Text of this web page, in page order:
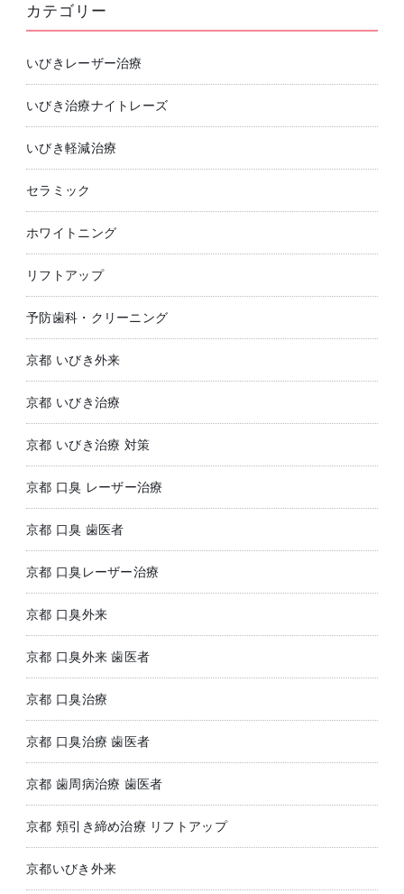
カテゴリー
いびきレーザー治療
いびき治療ナイトレーズ
いびき軽減治療
セラミック
ホワイトニング
リフトアップ
予防歯科・クリーニング
京都 いびき外来
京都 いびき治療
京都 いびき治療 対策
京都 口臭 レーザー治療
京都 口臭 歯医者
京都 口臭レーザー治療
京都 口臭外来
京都 口臭外来 歯医者
京都 口臭治療
京都 口臭治療 歯医者
京都 歯周病治療 歯医者
京都 頬引き締め治療 リフトアップ
京都いびき外来